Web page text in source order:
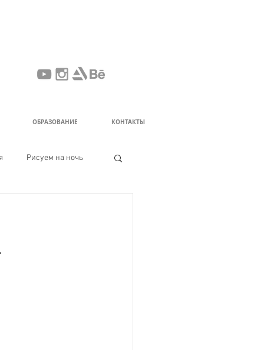
ОБРАЗОВАНИЕ КОНТАКТЫ
Рисуем на ночь